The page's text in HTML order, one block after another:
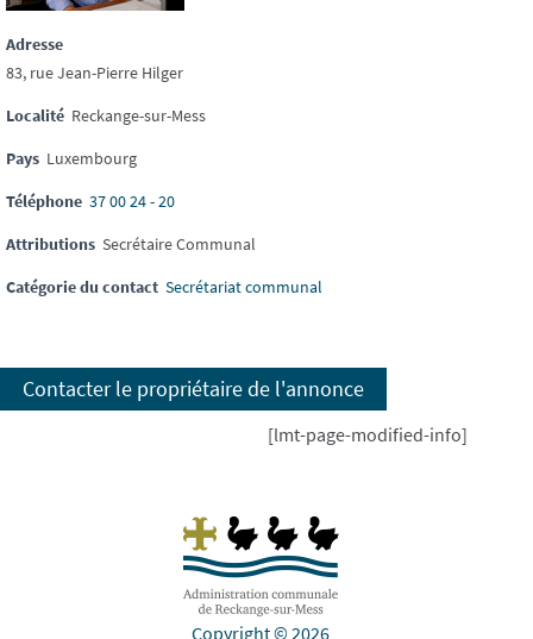
Adresse
83, rue Jean-Pierre Hilger
Localité Reckange-sur-Mess
Pays Luxembourg
Téléphone 37 00 24 - 20
Attributions Secrétaire Communal
Catégorie du contact Secrétariat communal
Contacter le propriétaire de l'annonce
[lmt-page-modified-info]
Copyright © 2026